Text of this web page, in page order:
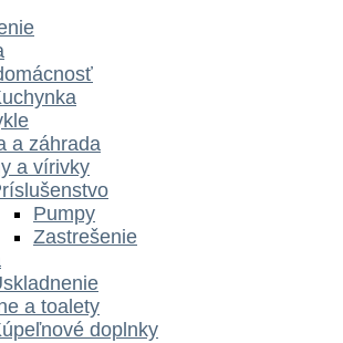
a záhrada
a vírivky
Pumpy
Zastrešenie
a toalety
doplnky